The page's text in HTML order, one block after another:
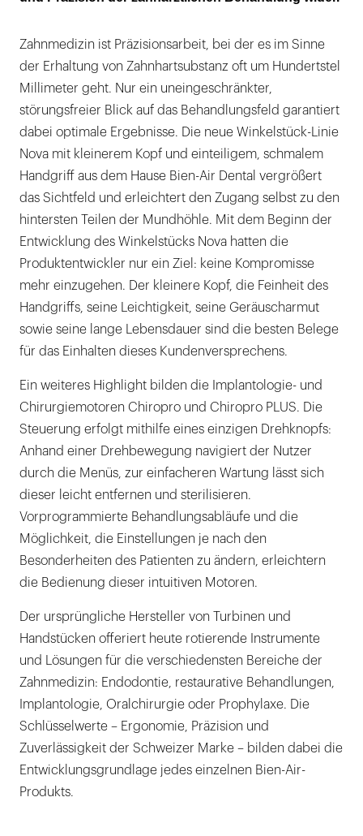
Zahnmedizin ist Präzisionsarbeit, bei der es im Sinne
der Erhaltung von Zahnhartsubstanz oft um Hundertstel
Millimeter geht. Nur ein uneingeschränkter,
störungsfreier Blick auf das Behandlungsfeld garantiert
dabei optimale Ergebnisse. Die neue Winkelstück-Linie
Nova mit kleinerem Kopf und einteiligem, schmalem
Handgriff aus dem Hause Bien-Air Dental vergrößert
das Sichtfeld und erleichtert den Zugang selbst zu den
hintersten Teilen der Mundhöhle. Mit dem Beginn der
Entwicklung des Winkelstücks Nova hatten die
Produktentwickler nur ein Ziel: keine Kompromisse
mehr einzugehen. Der kleinere Kopf, die Feinheit des
Handgriffs, seine Leichtigkeit, seine Geräuscharmut
sowie seine lange Lebensdauer sind die besten Belege
für das Einhalten dieses Kundenversprechens.
Ein weiteres Highlight bilden die Implantologie- und
Chirurgiemotoren Chiropro und Chiropro PLUS. Die
Steuerung erfolgt mithilfe eines einzigen Drehknopfs:
Anhand einer Drehbewegung navigiert der Nutzer
durch die Menüs, zur einfacheren Wartung lässt sich
dieser leicht entfernen und sterilisieren.
Vorprogrammierte Behandlungsabläufe und die
Möglichkeit, die Einstellungen je nach den
Besonderheiten des Patienten zu ändern, erleichtern
die Bedienung dieser intuitiven Motoren.
Der ursprüngliche Hersteller von Turbinen und
Handstücken offeriert heute rotierende Instrumente
und Lösungen für die verschiedensten Bereiche der
Zahnmedizin: Endodontie, restaurative Behandlungen,
Implantologie, Oralchirurgie oder Prophylaxe. Die
Schlüsselwerte – Ergonomie, Präzision und
Zuverlässigkeit der Schweizer Marke – bilden dabei die
Entwicklungsgrundlage jedes einzelnen Bien-Air-
Produkts.